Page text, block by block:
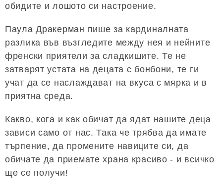
обидите и лошото си настроение.
Паула Дракерман пише за кардиналната
разлика във възгледите между нея и нейните
френски приятели за сладкишите. Те не
затварят устата на децата с бонбони, те ги
учат да се наслаждават на вкуса с мярка и в
приятна среда.
Какво, кога и как обичат да ядат нашите деца
зависи само от нас. Така че трябва да имате
търпение, да промените навиците си, да
обичате да приемате храна красиво - и всичко
ще се получи!